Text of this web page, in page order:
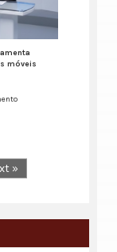
móveis
»